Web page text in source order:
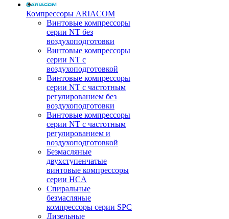
Компрессоры ARIACOM
Винтовые компрессоры
серии NT без
воздухоподготовки
Винтовые компрессоры
серии NT c
воздухоподготовкой
Винтовые компрессоры
серии NT с частотным
регулированием без
воздухоподготовки
Винтовые компрессоры
серии NT с частотным
регулированием и
воздухоподготовкой
Безмасляные
двухступенчатые
винтовые компрессоры
серии HCA
Спиральные
безмасляные
компрессоры серии SPC
Дизельные